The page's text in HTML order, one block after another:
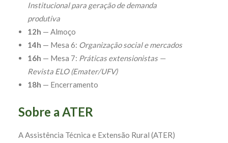
Institucional para geração de demanda
produtiva
12h — Almoço
14h — Mesa 6: Organização social e mercados
16h — Mesa 7: Práticas extensionistas —
Revista ELO (Emater/UFV)
18h — Encerramento
Sobre a ATER
A Assistência Técnica e Extensão Rural (ATER)